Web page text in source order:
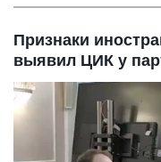
Признаки
выявил ЦИК у